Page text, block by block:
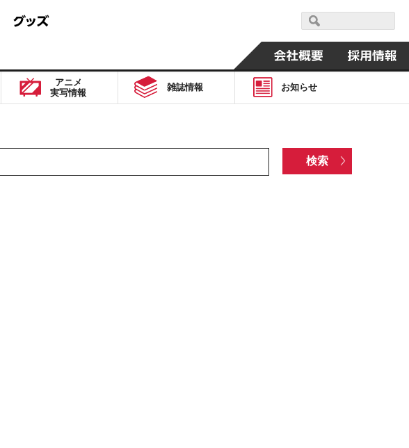
アニメ
実写情報
雑誌情報 お知らせ